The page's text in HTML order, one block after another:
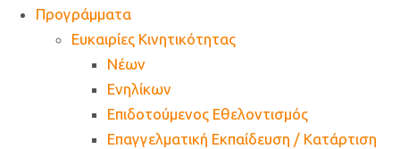
Προγράμματα
Ευκαιρίες Κινητικότητας
Νέων
Ενηλίκων
Επιδοτούμενος Εθελοντισμός
Επαγγελματική Εκπαίδευση / Κατάρτιση